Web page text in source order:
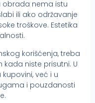
obrada nema istu
ili ako održavanje
troškove. Estetika
korišćenja, treba
niste prisutni. U
već i u
i pouzdanosti